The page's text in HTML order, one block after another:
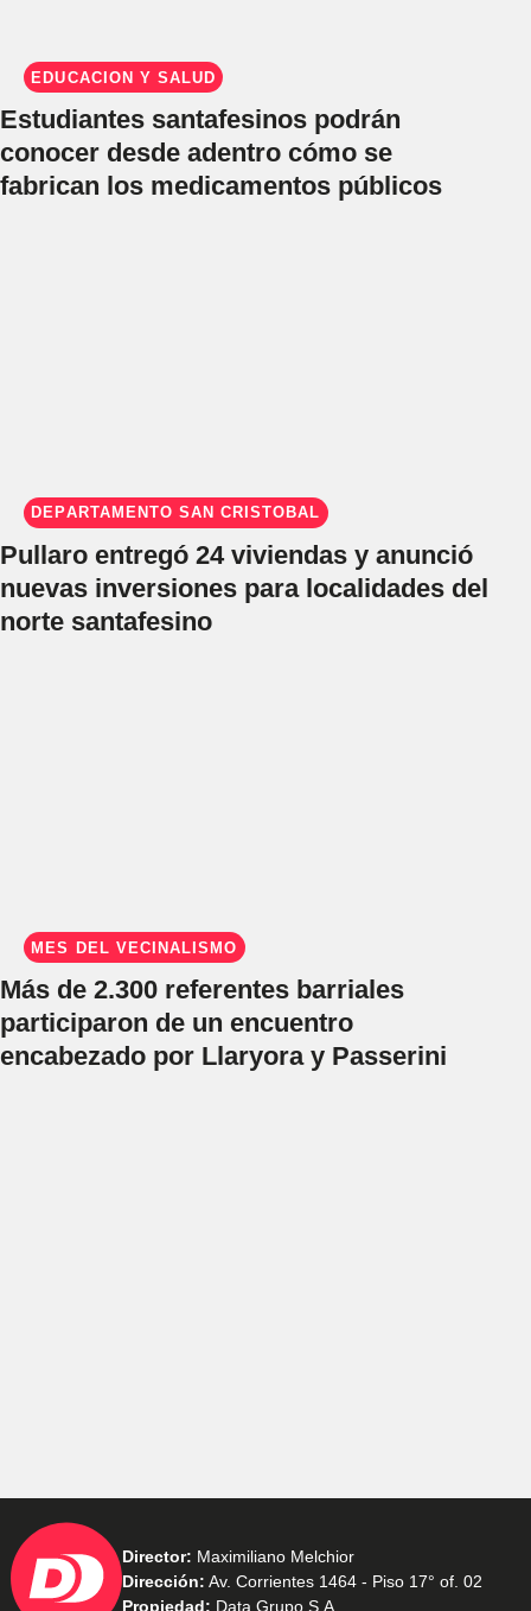
EDUCACIÓN Y SALUD
Estudiantes santafesinos podrán
conocer desde adentro cómo se
fabrican los medicamentos públicos
DEPARTAMENTO SAN CRISTÓBAL
Pullaro entregó 24 viviendas y anunció
nuevas inversiones para localidades del
norte santafesino
MES DEL VECINALISMO
Más de 2.300 referentes barriales
participaron de un encuentro
encabezado por Llaryora y Passerini
Director: Maximiliano Melchior
Dirección: Av. Corrientes 1464 - Piso 17° of. 02
Propiedad: Data Grupo S.A.